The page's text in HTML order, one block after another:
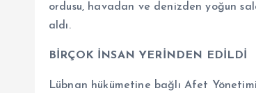
ordusu, havadan ve denizden yoğun
aldı.
BİRÇOK İNSAN YERİNDEN EDİLDİ
Lübnan hükümetine bağlı Afet